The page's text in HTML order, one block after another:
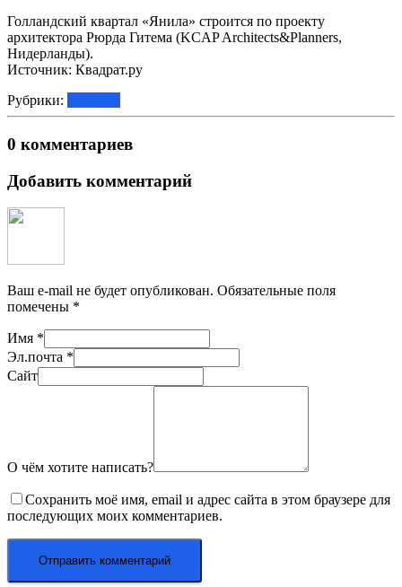
Голландский квартал «Янила» строится по проекту
архитектора Рюрда Гитема (KCAP Architects&Planners,
Нидерланды).
Источник: Квадрат.ру
Рубрики:
0 комментариев
Добавить комментарий
Ваш e-mail не будет опубликован. Обязательные поля
помечены *
Имя *
Эл.почта *
Сайт
О чём хотите написать?
Сохранить моё имя, email и адрес сайта в этом браузере для
последующих моих комментариев.